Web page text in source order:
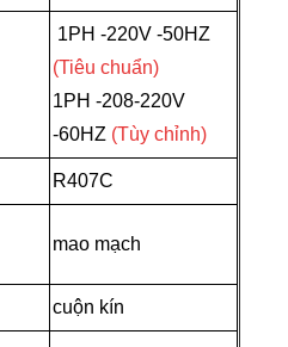
1PH -220V -50HZ
(Tiêu chuẩn)
1PH -208-220V
-60HZ (Tùy chỉnh)
R407C
mao mạch
cuộn kín